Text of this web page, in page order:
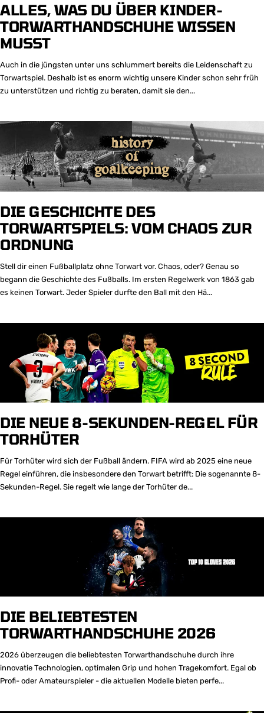
ALLES, WAS DU ÜBER KINDER-
TORWARTHANDSCHUHE WISSEN
MUSST
Auch in die jüngsten unter uns schlummert bereits die Leidenschaft zu
Torwartspiel. Deshalb ist es enorm wichtig unsere Kinder schon sehr früh
zu unterstützen und richtig zu beraten, damit sie den...
DIE GESCHICHTE DES
TORWARTSPIELS: VOM CHAOS ZUR
ORDNUNG
Stell dir einen Fußballplatz ohne Torwart vor. Chaos, oder? Genau so
begann die Geschichte des Fußballs. Im ersten Regelwerk von 1863 gab
es keinen Torwart. Jeder Spieler durfte den Ball mit den Hä...
DIE NEUE 8-SEKUNDEN-REGEL FÜR
TORHÜTER
Für Torhüter wird sich der Fußball ändern. FIFA wird ab 2025 eine neue
Regel einführen, die insbesondere den Torwart betrifft: Die sogenannte 8-
Sekunden-Regel. Sie regelt wie lange der Torhüter de...
DIE BELIEBTESTEN
TORWARTHANDSCHUHE 2026
2026 überzeugen die beliebtesten Torwarthandschuhe durch ihre
innovatie Technologien, optimalen Grip und hohen Tragekomfort. Egal ob
Profi- oder Amateurspieler - die aktuellen Modelle bieten perfe...